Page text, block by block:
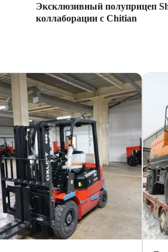
Эксклюзивный полуприцеп
коллаборации с Chitian